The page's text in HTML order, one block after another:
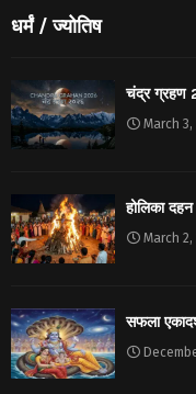
धर्मं / ज्योतिष
चंद्र ग्रहण
March 3,
होलिका
March 2,
सफला